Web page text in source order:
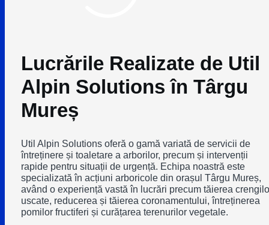
Lucrările Realizate de Util
Alpin Solutions în Târgu
Mureș
Util Alpin Solutions oferă o gamă variată de servicii de
întreținere și toaletare a arborilor, precum și intervenții
rapide pentru situații de urgență. Echipa noastră este
specializată în acțiuni arboricole din orașul Târgu Mureș,
având o experiență vastă în lucrări precum tăierea
uscate, reducerea și tăierea coronamentului, întreținerea
pomilor fructiferi și curățarea terenurilor vegetale.